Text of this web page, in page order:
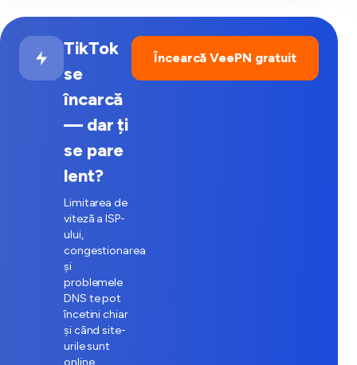
TikTok
se
încarcă
— dar ți
se pare
lent?
Limitarea de
viteză a ISP-
ului,
congestionarea
și
problemele
DNS te pot
încetini chiar
și când site-
urile sunt
online.
Încearcă VeePN gratuit